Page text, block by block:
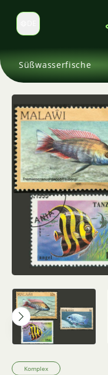
Sprache wechseln
Süßwasserfische
Komplex